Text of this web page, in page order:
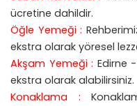
ücretine dahildir.
Öğle Yemeği :
ekstra olarak yöresel
Akşam Yemeği : Edirne
ekstra olarak alabilirsiniz.
Konaklama :